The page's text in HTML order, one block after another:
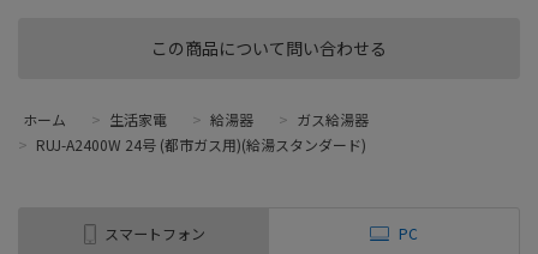
この商品について問い合わせる
ホーム > 生活家電 > 給湯器 > ガス給湯器
> RUJ-A2400W 24号 (都市ガス用)(給湯スタンダード)
スマートフォン PC